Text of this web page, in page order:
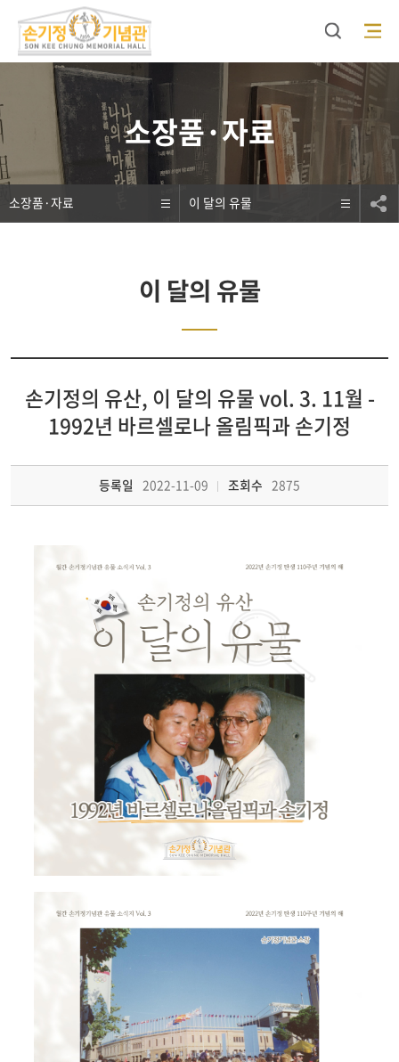
검색
모바일 메뉴 오픈
소장품·자료
소장품·자료 이 달의 유물
이 달의 유물
손기정의 유산, 이 달의 유물 vol. 3. 11월 -
1992년 바르셀로나 올림픽과 손기정
등록일 2022-11-09 조회수 2875